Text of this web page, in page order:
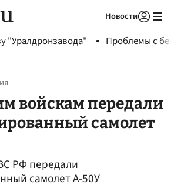
Новости
"Уралдронзавода" Проблемы с
войскам передали
самолет
РФ передали
самолет А-50У